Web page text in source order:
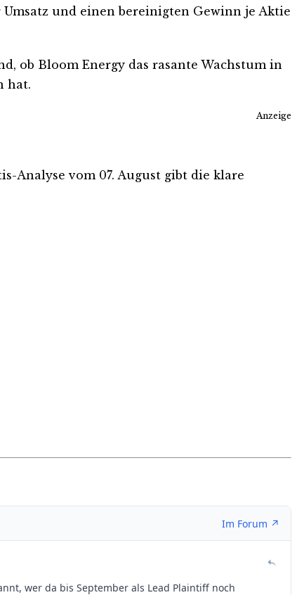
und einen bereinigten Gewinn je Aktie
ob Bloom Energy das rasante Wachstum in
hat.
Anzeige
Analyse vom 07. August gibt die klare